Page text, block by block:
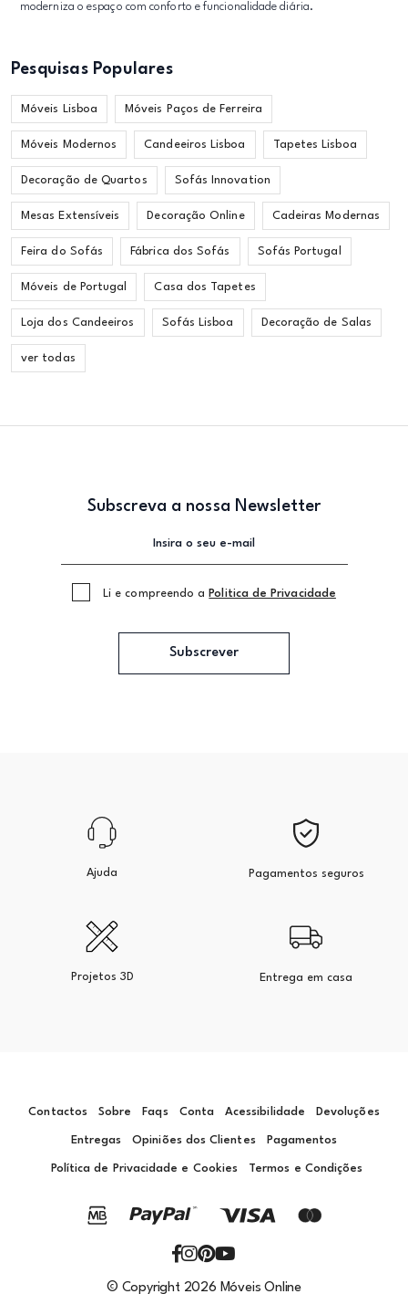
moderniza o espaço com conforto e funcionalidade diária.
Pesquisas Populares
Móveis Lisboa Móveis Paços de Ferreira
Móveis Modernos Candeeiros Lisboa Tapetes Lisboa
Decoração de Quartos Sofás Innovation
Mesas Extensíveis Decoração Online Cadeiras Modernas
Feira do Sofás Fábrica dos Sofás Sofás Portugal
Móveis de Portugal Casa dos Tapetes
Loja dos Candeeiros Sofás Lisboa Decoração de Salas
ver todas
Subscreva a nossa Newsletter
Li e compreendo a Politica de Privacidade
Subscrever
Ajuda Pagamentos seguros
Projetos 3D Entrega em casa
Contactos Sobre Faqs Conta Acessibilidade Devoluções
Entregas Opiniões dos Clientes Pagamentos
Política de Privacidade e Cookies Termos e Condições
© Copyright 2026 Móveis Online